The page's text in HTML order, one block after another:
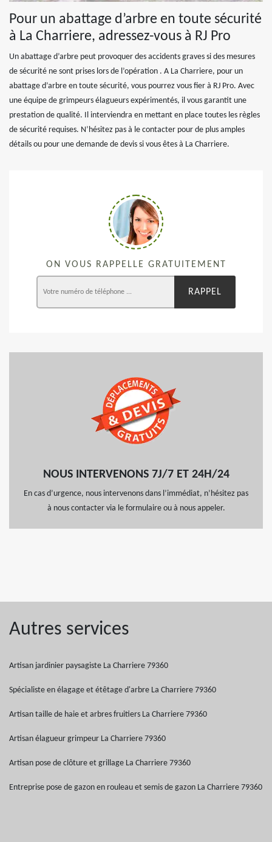
Pour un abattage d’arbre en toute sécurité
à La Charriere, adressez-vous à RJ Pro
Un abattage d’arbre peut provoquer des accidents graves si des mesures
de sécurité ne sont prises lors de l’opération . A La Charriere, pour un
abattage d’arbre en toute sécurité, vous pourrez vous fier à RJ Pro. Avec
une équipe de grimpeurs élagueurs expérimentés, il vous garantit une
prestation de qualité. Il interviendra en mettant en place toutes les règles
de sécurité requises. N’hésitez pas à le contacter pour de plus amples
détails ou pour une demande de devis si vous êtes à La Charriere.
ON VOUS RAPPELLE GRATUITEMENT
NOUS INTERVENONS 7J/7 ET 24H/24
En cas d’urgence, nous intervenons dans l’immédiat, n’hésitez pas
à nous contacter via le formulaire ou à nous appeler.
Autres services
Artisan jardinier paysagiste La Charriere 79360
Spécialiste en élagage et étêtage d'arbre La Charriere 79360
Artisan taille de haie et arbres fruitiers La Charriere 79360
Artisan élagueur grimpeur La Charriere 79360
Artisan pose de clôture et grillage La Charriere 79360
Entreprise pose de gazon en rouleau et semis de gazon La Charriere 79360